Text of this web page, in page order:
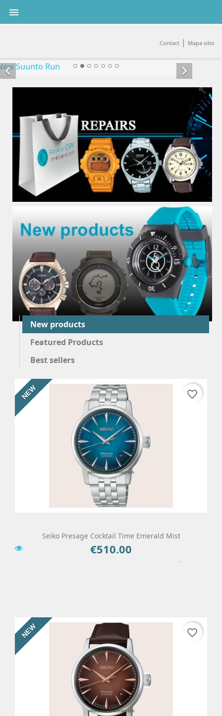

Contact | Mapa sitio
 
New products
Featured Products
Best sellers
Seiko Presage Cocktail Time Emerald Mist
Price
€510.00
NEW favorite_border
NEW favorite_border